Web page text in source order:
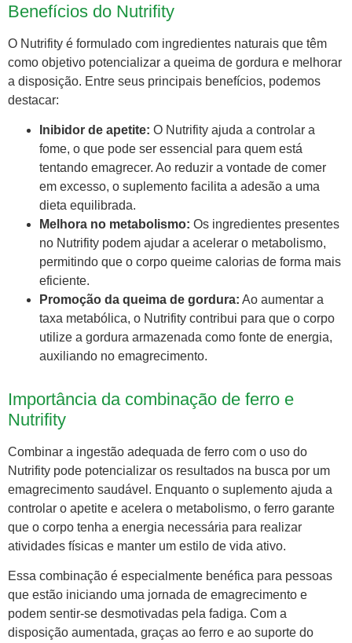
Benefícios do Nutrifity
O Nutrifity é formulado com ingredientes naturais que têm
como objetivo potencializar a queima de gordura e melhorar
a disposição. Entre seus principais benefícios, podemos
destacar:
Inibidor de apetite: O Nutrifity ajuda a controlar a
fome, o que pode ser essencial para quem está
tentando emagrecer. Ao reduzir a vontade de comer
em excesso, o suplemento facilita a adesão a uma
dieta equilibrada.
Melhora no metabolismo: Os ingredientes presentes
no Nutrifity podem ajudar a acelerar o metabolismo,
permitindo que o corpo queime calorias de forma mais
eficiente.
Promoção da queima de gordura: Ao aumentar a
taxa metabólica, o Nutrifity contribui para que o corpo
utilize a gordura armazenada como fonte de energia,
auxiliando no emagrecimento.
Importância da combinação de ferro e
Nutrifity
Combinar a ingestão adequada de ferro com o uso do
Nutrifity pode potencializar os resultados na busca por um
emagrecimento saudável. Enquanto o suplemento ajuda a
controlar o apetite e acelera o metabolismo, o ferro garante
que o corpo tenha a energia necessária para realizar
atividades físicas e manter um estilo de vida ativo.
Essa combinação é especialmente benéfica para pessoas
que estão iniciando uma jornada de emagrecimento e
podem sentir-se desmotivadas pela fadiga. Com a
disposição aumentada, graças ao ferro e ao suporte do